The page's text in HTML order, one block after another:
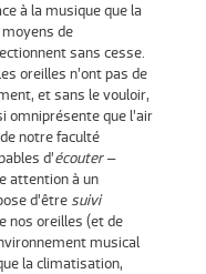
à la musique que la
de
sans cesse.
oreilles n’ont pas de
et sans le vouloir,
omniprésente que l’air
notre faculté
d’écouter–
attention à un
d’êtresuivi
nos oreilles (et de
musical
la climatisation,